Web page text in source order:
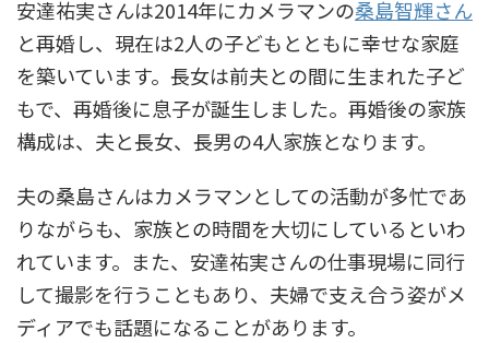
安達祐実さんは2014年にカメラマンの桑島智輝さん
と再婚し、現在は2人の子どもとともに幸せな家庭
を築いています。長女は前夫との間に生まれた子ど
もで、再婚後に息子が誕生しました。再婚後の家族
構成は、夫と長女、長男の4人家族となります。
夫の桑島さんはカメラマンとしての活動が多忙であ
りながらも、家族との時間を大切にしているといわ
れています。また、安達祐実さんの仕事現場に同行
して撮影を行うこともあり、夫婦で支え合う姿がメ
ディアでも話題になることがあります。